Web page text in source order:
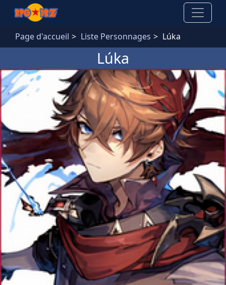
Aller au contenu principal
Page d'accueil Liste Personnages Lúka
Lúka